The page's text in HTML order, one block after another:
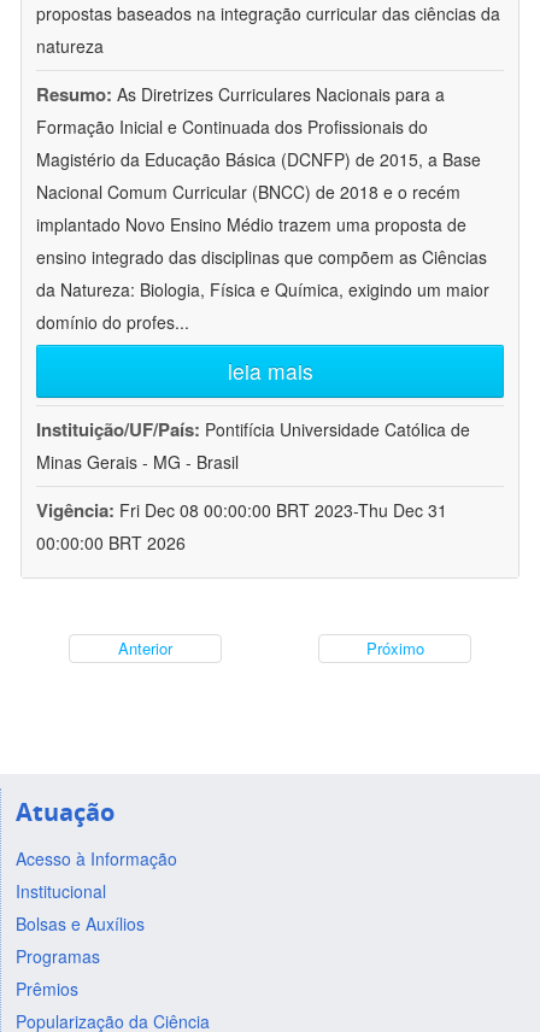
propostas baseados na integração curricular das ciências da
natureza
Resumo: As Diretrizes Curriculares Nacionais para a
Formação Inicial e Continuada dos Profissionais do
Magistério da Educação Básica (DCNFP) de 2015, a Base
Nacional Comum Curricular (BNCC) de 2018 e o recém
implantado Novo Ensino Médio trazem uma proposta de
ensino integrado das disciplinas que compõem as Ciências
da Natureza: Biologia, Física e Química, exigindo um maior
domínio do profes...
leia mais
Instituição/UF/País: Pontifícia Universidade Católica de
Minas Gerais - MG - Brasil
Vigência: Fri Dec 08 00:00:00 BRT 2023-Thu Dec 31
00:00:00 BRT 2026
Anterior Próximo
Atuação
Acesso à Informação
Institucional
Bolsas e Auxílios
Programas
Prêmios
Popularização da Ciência